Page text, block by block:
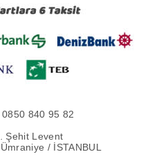
840 95 82
Şehit Levent
/ İSTANBUL